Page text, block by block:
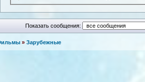
Показать сообщения:
» Зарубежные